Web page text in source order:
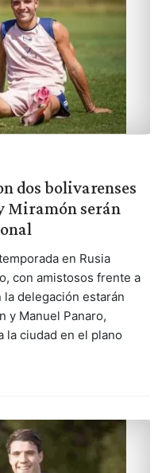
dos bolivarenses
Miramón serán
en Rusia
con amistosos frente a
la delegación estarán
y Manuel Panaro,
la ciudad en el plano